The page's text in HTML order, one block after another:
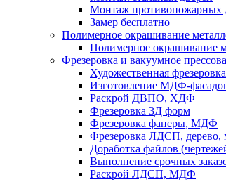
Монтаж противопожарных
Замер бесплатно
Полимерное окрашивание
Полимерное окрашивание
Фрезеровка и вакуумное
Художественная фрезеровка
Изготовление МДФ-
Раскрой ДВПО, ХДФ
Фрезеровка 3Д форм
Фрезеровка фанеры, МДФ
Фрезеровка ЛДСП, дерево,
Доработка файлов
Выполнение срочных
Раскрой ЛДСП, МДФ